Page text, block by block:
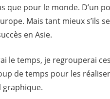
que pour le monde. D’un
Mais tant mieux s’ils
en Asie.
le temps, je regrouperai
de temps pour les
graphique.